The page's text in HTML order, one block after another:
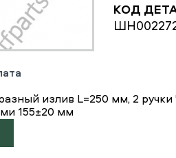
КОД
излив L=250 мм, 2
155±20 мм